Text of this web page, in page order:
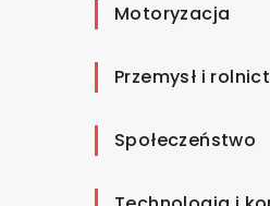
Motoryzacja
Przemysł i
Społeczeństwo